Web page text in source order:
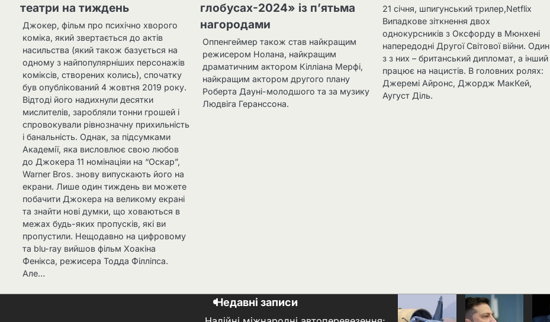
театри на тиждень
Джокер, фільм про психічно хворого
коміка, який звертається до актів
насильства (який також базується на
одному з найпопулярніших персонажів
коміксів, створених колись), спочатку
був опублікований 4 жовтня 2019 року.
Відтоді його надихнули десятки
мислителів, заробляли тонни грошей і
спровокували рівнозначну прихильність
і банальність. Однак, за підсумками
Академії, яка висловлює свою любов
до Джокера 11 номінаціяи на “Оскар”,
Warner Bros. знову випускають його на
екрани. Лише один тиждень ви можете
побачити Джокера на великому екрані
та знайти нові думки, що ховаються в
межах будь-яких пропусків, які ви
пропустили. Нещодавно на цифровому
та blu-ray вийшов фільм Хоакіна
Фенікса, режисера Тодда Філліпса.
Але…
глобусах-2024» із п’ятьма
нагородами
Оппенгеймер також став найкращим
режисером Нолана, найкращим
драматичним актором Кілліана Мерфі,
найкращим актором другого плану
Роберта Дауні-молодшого та за музику
Людвіга Геранссона.
21 січня, шпигунський трилер,Netflix
Випадкове зіткнення двох
однокурсників з Оксфорду в Мюнхені
напередодні Другої Світової війни. Один
з з них – британський дипломат, а інший
працює на нацистів. В головних ролях:
Джеремі Айронс, Джордж МакКей,
Аугуст Діль.
Недавні записи